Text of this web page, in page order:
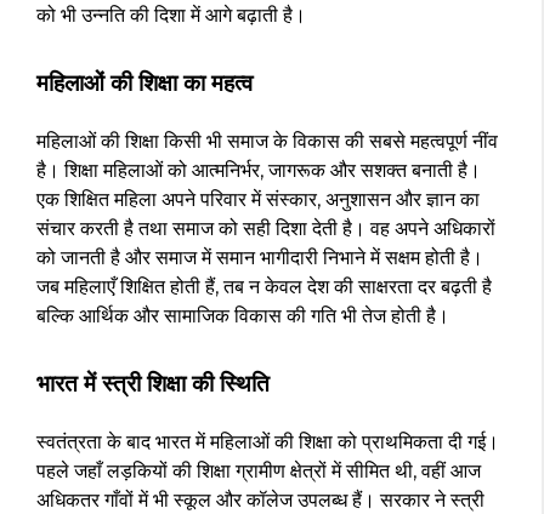
को भी उन्नति की दिशा में आगे बढ़ाती है।
महिलाओं की शिक्षा का महत्व
महिलाओं की शिक्षा किसी भी समाज के विकास की सबसे महत्वपूर्ण नींव
है। शिक्षा महिलाओं को आत्मनिर्भर, जागरूक और सशक्त बनाती है।
एक शिक्षित महिला अपने परिवार में संस्कार, अनुशासन और ज्ञान का
संचार करती है तथा समाज को सही दिशा देती है। वह अपने अधिकारों
को जानती है और समाज में समान भागीदारी निभाने में सक्षम होती है।
जब महिलाएँ शिक्षित होती हैं, तब न केवल देश की साक्षरता दर बढ़ती है
बल्कि आर्थिक और सामाजिक विकास की गति भी तेज होती है।
भारत में स्त्री शिक्षा की स्थिति
स्वतंत्रता के बाद भारत में महिलाओं की शिक्षा को प्राथमिकता दी गई।
पहले जहाँ लड़कियों की शिक्षा ग्रामीण क्षेत्रों में सीमित थी, वहीं आज
अधिकतर गाँवों में भी स्कूल और कॉलेज उपलब्ध हैं। सरकार ने स्त्री